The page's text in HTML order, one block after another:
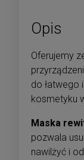
Opis
Oferujemy
do łatwego
kosmetyku
Maska
pozwala
nawilżyć i